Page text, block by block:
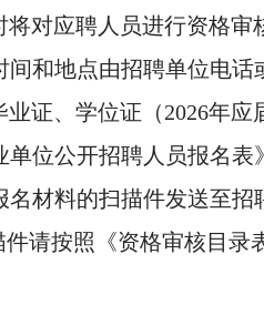
将对应聘人员进行资格
和地点由招聘单位电话
业证、学位证（2026年
位公开招聘人员报名
名材料的扫描件发送至
请按照《资格审核目录